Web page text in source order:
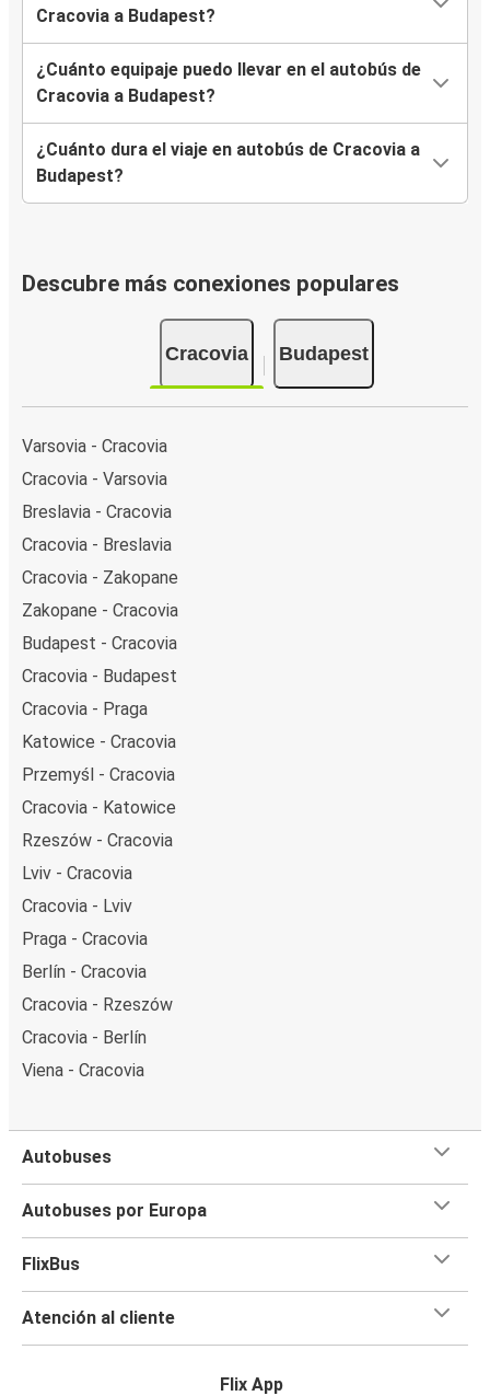
Cracovia a Budapest?
¿Cuánto equipaje puedo llevar en el autobús de
Cracovia a Budapest?
¿Cuánto dura el viaje en autobús de Cracovia a
Budapest?
Descubre más conexiones populares
Cracovia Budapest
Varsovia - Cracovia
Cracovia - Varsovia
Breslavia - Cracovia
Cracovia - Breslavia
Cracovia - Zakopane
Zakopane - Cracovia
Budapest - Cracovia
Cracovia - Budapest
Cracovia - Praga
Katowice - Cracovia
Przemyśl - Cracovia
Cracovia - Katowice
Rzeszów - Cracovia
Lviv - Cracovia
Cracovia - Lviv
Praga - Cracovia
Berlín - Cracovia
Cracovia - Rzeszów
Cracovia - Berlín
Viena - Cracovia
Autobuses
Autobuses por Europa
FlixBus
Atención al cliente
Flix App